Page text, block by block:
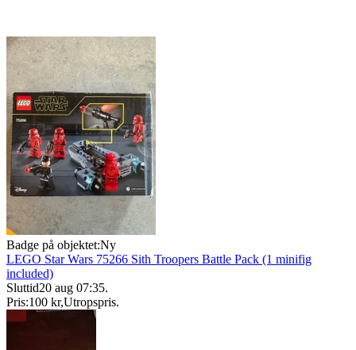
Badge på objektet:Ny
LEGO Star Wars 75266 Sith Troopers Battle Pack (1 minifig
included)
Sluttid20 aug 07:35.
Pris:100 kr,Utropspris.